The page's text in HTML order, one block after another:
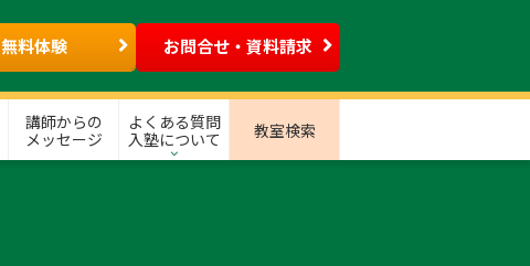
無料体験 お問合せ・資料請求
講師からの
メッセージ
よくある質問
入塾について
教室検索